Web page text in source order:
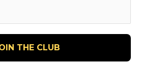
remembering your preferences
“Accept All”, you consent to
However, you may visit